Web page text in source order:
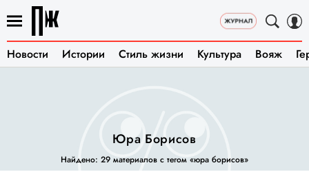
Новости Истории Стиль жизни Культура Вояж
Юра Борисов
Найдено: 29 материалов с тегом «юра борисов»